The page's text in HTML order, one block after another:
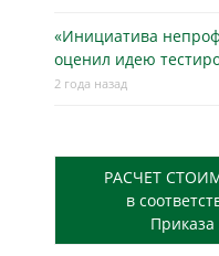
«Инициатива
оценил идею
2 года назад
РАСЧЕТ
в